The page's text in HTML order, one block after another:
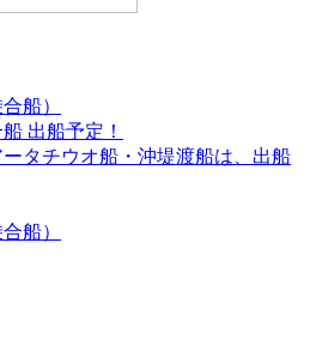
船）
出船予定！
タチウオ船・沖堤渡船は、出船
船）